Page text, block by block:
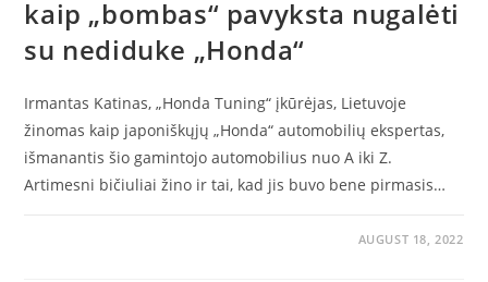
kaip „bombas“ pavyksta nugalėti
su nediduke „Honda“
Irmantas Katinas, „Honda Tuning“ įkūrėjas, Lietuvoje
žinomas kaip japoniškųjų „Honda“ automobilių ekspertas,
išmanantis šio gamintojo automobilius nuo A iki Z.
Artimesni bičiuliai žino ir tai, kad jis buvo bene pirmasis…
AUGUST 18, 2022